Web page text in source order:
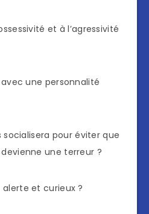
et à l’agressivité
une personnalité
pour éviter que
une terreur ?
et curieux ?